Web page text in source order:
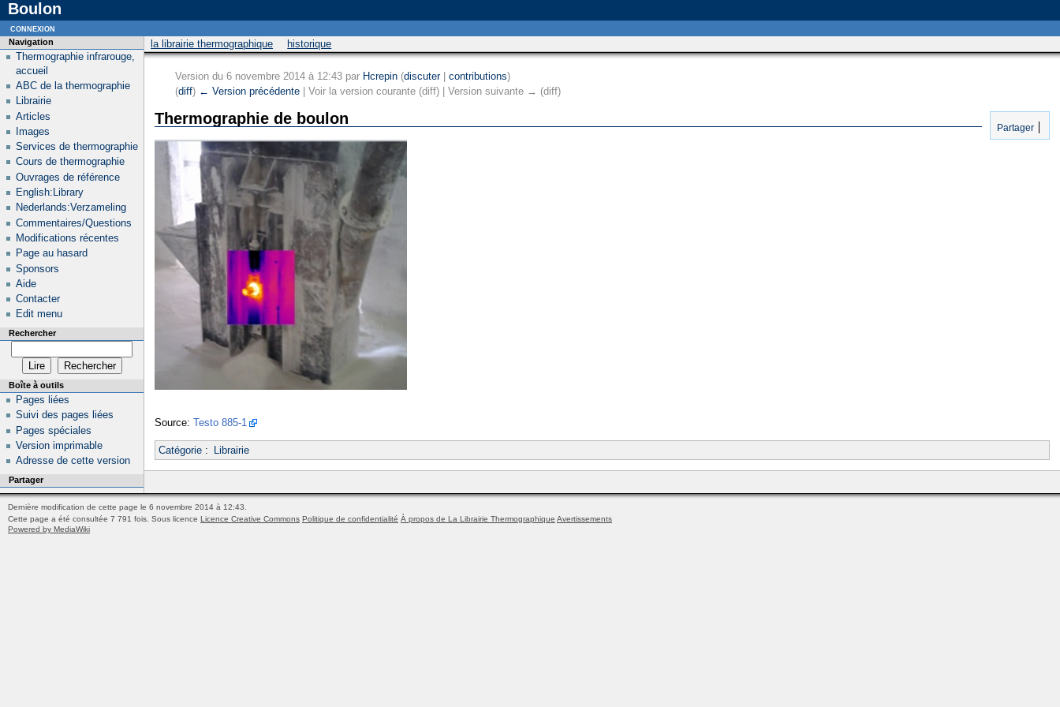
Boulon
la librairie thermographique historique
Version du 6 novembre 2014 à 12:43 par Hcrepin (discuter| contributions)
(diff) ← Version précédente | Voir la version courante (diff) | Version suivante → (diff)
Partager
Thermographie de boulon
Source: Testo 885-1
Catégorie: Librairie
Navigation
Thermographie infrarouge,
accueil
ABC de la thermographie
Librairie
Articles
Images
Services de thermographie
Cours de thermographie
Ouvrages de référence
English:Library
Nederlands:Verzameling
Commentaires/Questions
Modifications récentes
Page au hasard
Sponsors
Aide
Contacter
Edit menu
Rechercher
Boîte à outils
Pages liées
Suivi des pages liées
Pages spéciales
Version imprimable
Adresse de cette version
Partager
connexion
Dernière modification de cette page le 6 novembre 2014 à 12:43.
Cette page a été consultée 7 791 fois. Sous licence Licence Creative Commons Politique de confidentialité À propos de La Librairie Thermographique Avertissements
Powered by MediaWiki